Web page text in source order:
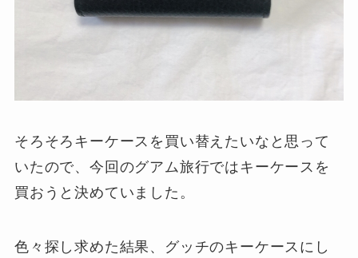
そろそろキーケースを買い替えたいなと思って
いたので、今回のグアム旅行ではキーケースを
買おうと決めていました。
色々探し求めた結果、グッチのキーケースにし